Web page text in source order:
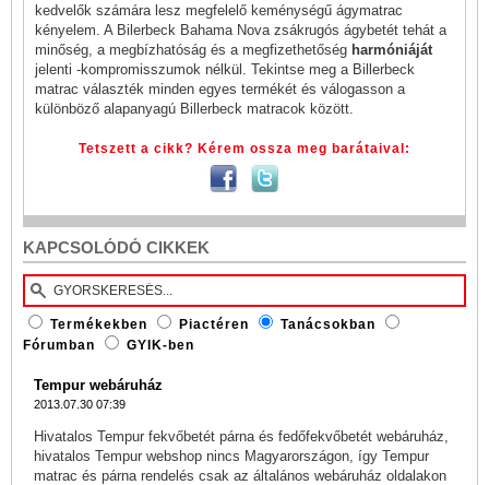
kedvelők számára lesz megfelelő keménységű ágymatrac
kényelem. A Bilerbeck Bahama Nova zsákrugós ágybetét tehát a
minőség, a megbízhatóság és a megfizethetőség harmóniáját
jelenti -kompromisszumok nélkül. Tekintse meg a Billerbeck
matrac választék minden egyes termékét és válogasson a
különböző alapanyagú Billerbeck matracok között.
Tetszett a cikk? Kérem ossza meg barátaival:
KAPCSOLÓDÓ CIKKEK
Termékekben Piactéren
Tanácsokban
Fórumban
GYIK-ben
Tempur webáruház
2013.07.30 07:39
Hivatalos Tempur fekvőbetét párna és fedőfekvőbetét webáruház,
hivatalos Tempur webshop nincs Magyarországon, így Tempur
matrac és párna rendelés csak az általános webáruház oldalakon